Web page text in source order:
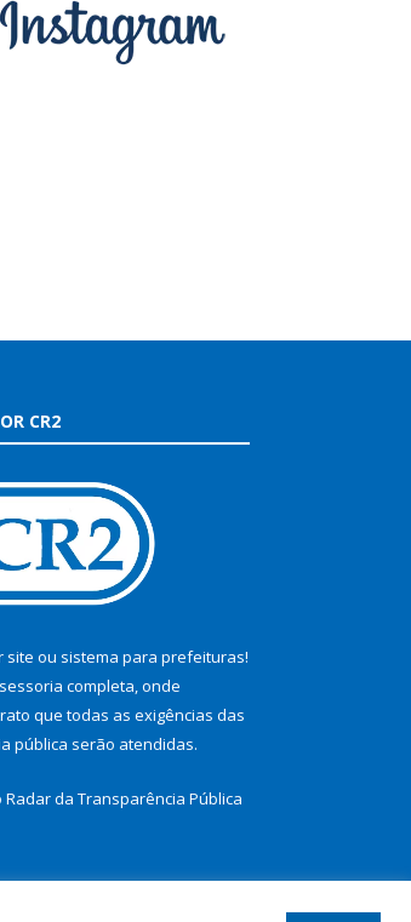
CR2
site ou sistema para prefeituras!
completa, onde
que todas as exigências das
pública serão atendidas.
Radar da Transparência Pública